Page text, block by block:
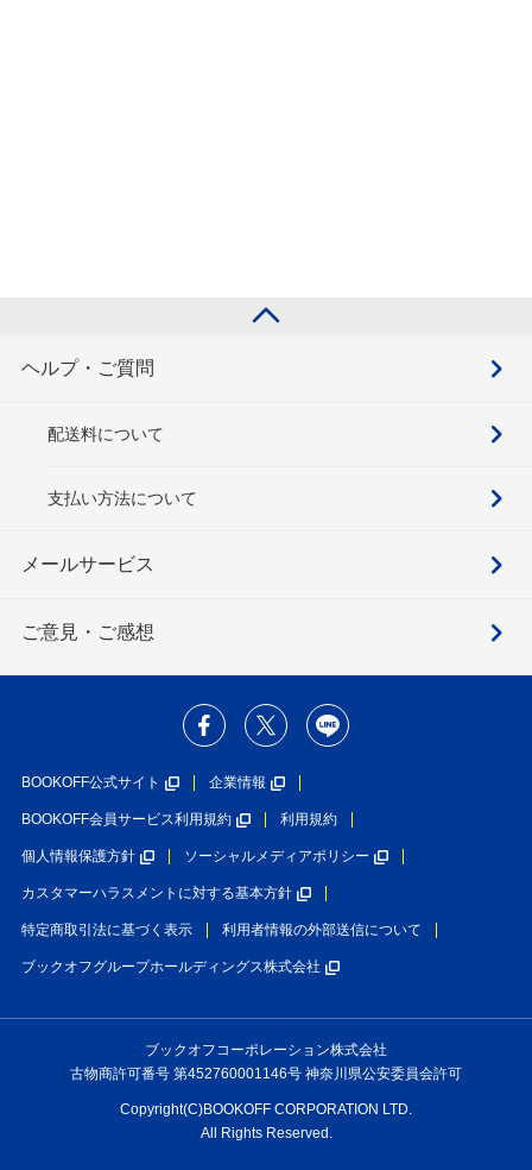
ヘルプ・ご質問
配送料について
支払い方法について
メールサービス
ご意見・ご感想
BOOKOFF公式サイト 企業情報
BOOKOFF会員サービス利用規約 利用規約
個人情報保護方針 ソーシャルメディアポリシー
カスタマーハラスメントに対する基本方針
特定商取引法に基づく表示 利用者情報の外部送信について
ブックオフグループホールディングス株式会社
ブックオフコーポレーション株式会社
古物商許可番号 第452760001146号 神奈川県公安委員会許可
Copyright(C)BOOKOFF CORPORATION LTD.
All Rights Reserved.